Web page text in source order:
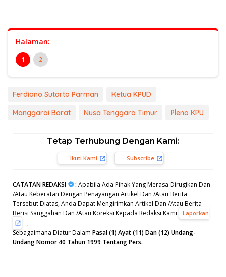
Halaman:
1 2
Ferdiano Sutarto Parman
Ketua KPUD
Manggarai Barat
Nusa Tenggara Timur Pleno KPU
Tetap Terhubung Dengan Kami:
Ikuti Kami Subscribe
CATATAN REDAKSI : Apabila Ada Pihak Yang Merasa Dirugikan Dan
/Atau Keberatan Dengan Penayangan Artikel Dan /Atau Berita
Tersebut Diatas, Anda Dapat Mengirimkan Artikel Dan /Atau Berita
Berisi Sanggahan Dan /Atau Koreksi Kepada Redaksi Kami
Laporkan
,
Sebagaimana Diatur Dalam Pasal (1) Ayat (11) Dan (12) Undang-
Undang Nomor 40 Tahun 1999 Tentang Pers.